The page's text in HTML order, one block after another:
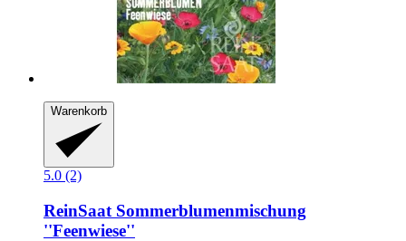
Warenkorb
5.0 (2)
ReinSaat Sommerblumenmischung
''Feenwiese''